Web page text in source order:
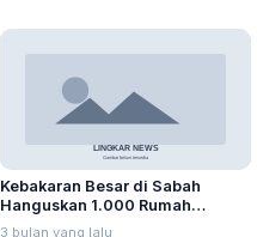
Kebakaran Besar di Sabah
Hanguskan 1.000 Rumah
Panggung, Ribuan Warga
3 bulan yang lalu